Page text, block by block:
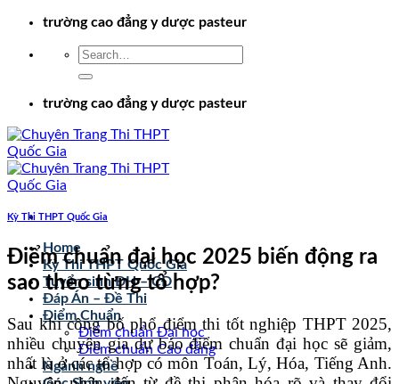
Chuyểntrường cao đẳng y dược pasteur
trường cao đẳng y dược pasteur
Home
Kỳ Thi THPT Quốc Gia
Tuyển sinh ĐH – CĐ
Đáp Án – Đề Thi
Điểm Chuẩn
Điểm chuẩn Đại học
Điểm chuẩn Cao đẳng
Ngành nghề
Kỳ Thi THPT Quốc Gia
Điểm chuẩn đại học 2025 biến động ra
sao theo từng tổ hợp?
Sau khi công bố phổ điểm thi tốt nghiệp THPT 2025,
nhiều chuyên gia dự báo điểm chuẩn đại học sẽ giảm,
nhất là ở các tổ hợp có môn Toán, Lý, Hóa, Tiếng Anh.